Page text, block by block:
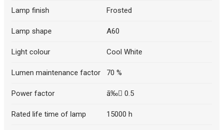
Lamp finish Frosted
Lamp shape A60
Light colour Cool White
Lumen maintenance factor 70 %
Power factor ā‰ 0.5
Rated life time of lamp 15000 h